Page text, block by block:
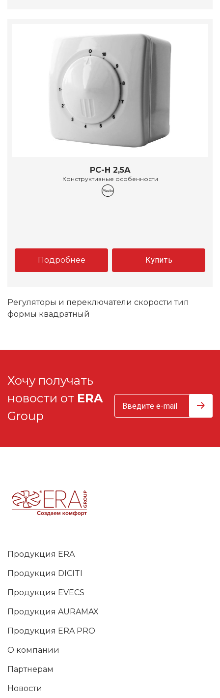
РС-Н 2,5А
Конструктивные особенности
Подробнее Купить
Регуляторы и переключатели скорости тип
формы квадратный
Хочу получать
новости от ERA
Group
Продукция ERA
Продукция DICITI
Продукция EVECS
Продукция AURAMAX
Продукция ERA PRO
О компании
Партнерам
Новости